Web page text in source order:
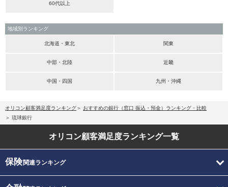
60代以上
地域別ランキング
北海道・東北 関東
中部・北陸 近畿
中国・四国 九州・沖縄
オリコン顧客満足度ランキング
おすすめの銀行（窓口 振込・預金）ランキング・比較
琉球銀行
オリコン顧客満足度ランキング一覧
保険関連ランキング